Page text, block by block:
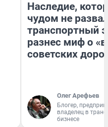
Наследие,
чудом не
транспортный
разнес миф о
советских
Олег Арефьев
Блогер,
владелец в
бизнесе